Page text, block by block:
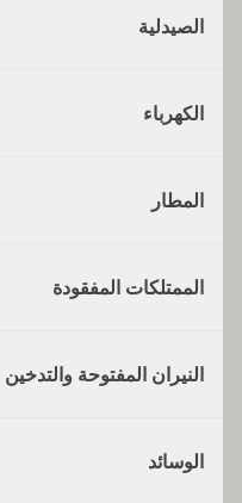
الصيدلية
الكهرباء
المطار
الممتلكات المفقودة
النيران المفتوحة والتدخين
الوسائد